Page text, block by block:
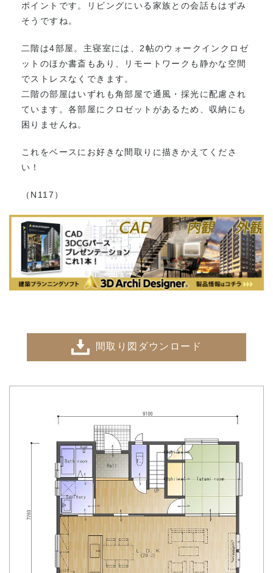
ポイントです。リビングにいる家族との会話もはずみ
そうですね。
二階は4部屋。主寝室には、2帖のウォークインクロゼ
ットのほか書斎もあり、リモートワークも静かな空間
でストレスなくできます。
二階の部屋はいずれも角部屋で通風・採光に配慮され
ています。各部屋にクロゼットがあるため、収納にも
困りませんね。
これをベースにお好きな間取りに描きかえてくださ
い！
（N117）
間取り図ダウンロード